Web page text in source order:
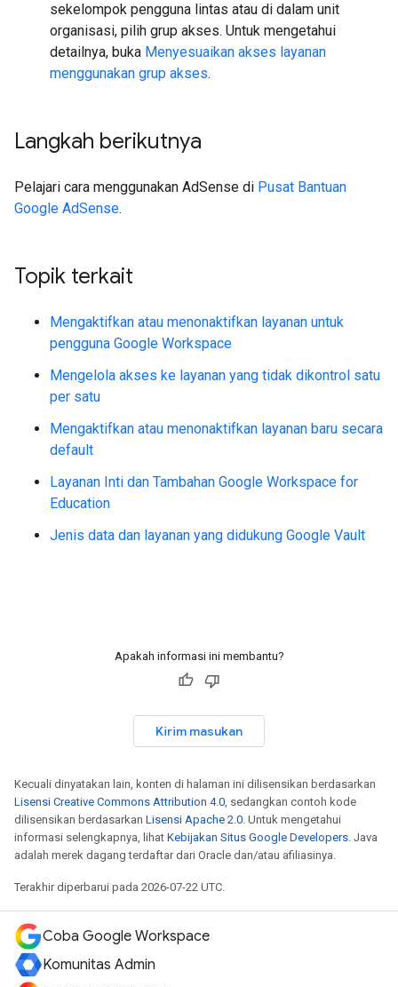
sekelompok pengguna lintas atau di dalam unit
organisasi, pilih grup akses. Untuk mengetahui
detailnya, buka Menyesuaikan akses layanan
menggunakan grup akses.
Langkah berikutnya
Pelajari cara menggunakan AdSense di Pusat Bantuan
Google AdSense.
Topik terkait
Mengaktifkan atau menonaktifkan layanan untuk
pengguna Google Workspace
Mengelola akses ke layanan yang tidak dikontrol satu
per satu
Mengaktifkan atau menonaktifkan layanan baru secara
default
Layanan Inti dan Tambahan Google Workspace for
Education
Jenis data dan layanan yang didukung Google Vault
Apakah informasi ini membantu?
Kirim masukan
Kecuali dinyatakan lain, konten di halaman ini dilisensikan berdasarkan
Lisensi Creative Commons Attribution 4.0, sedangkan contoh kode
dilisensikan berdasarkan Lisensi Apache 2.0. Untuk mengetahui
informasi selengkapnya, lihat Kebijakan Situs Google Developers. Java
adalah merek dagang terdaftar dari Oracle dan/atau afiliasinya.
Terakhir diperbarui pada 2026-07-22 UTC.
Coba Google Workspace
Komunitas Admin